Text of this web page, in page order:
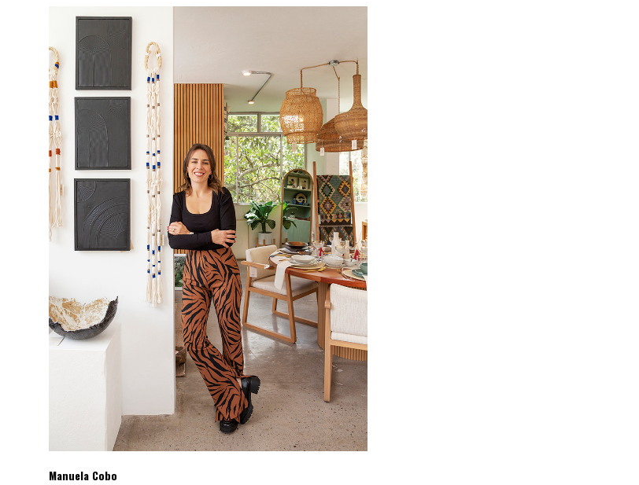
Manuela Cobo